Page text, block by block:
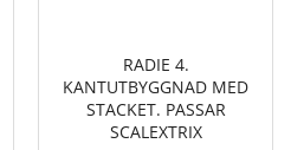
RADIE 4.
KANTUTBYGGNAD MED
STACKET. PASSAR
SCALEXTRIX